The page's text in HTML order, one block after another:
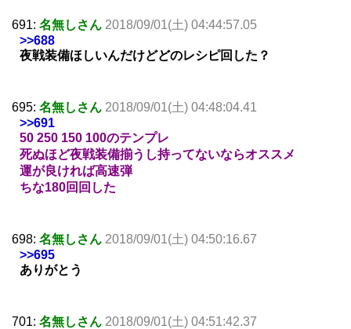
691: 名無しさん 2018/09/01(土) 04:44:57.05
>>688
夜戦装備ほしいんだけどどのレシピ回した？
695: 名無しさん 2018/09/01(土) 04:48:04.41
>>691
50 250 150 100のテンプレ
死ぬほど夜戦装備揃うし持ってないならオススメ
運が良ければ高速弾
ちな180回回した
698: 名無しさん 2018/09/01(土) 04:50:16.67
>>695
ありがとう
701: 名無しさん 2018/09/01(土) 04:51:42.37